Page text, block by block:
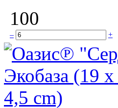
100
– +